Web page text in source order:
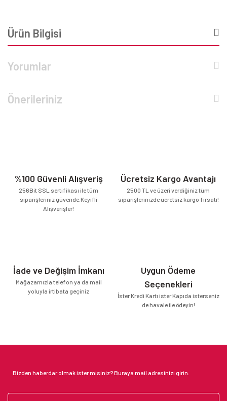
Ürün Bilgisi
Yorumlar
Önerileriniz
%100 Güvenli Alışveriş
256Bit SSL sertifikası ile tüm
siparişleriniz güvende.Keyifli
Alışverişler!
Ücretsiz Kargo Avantajı
2500 TL ve üzeri verdiğiniz tüm
siparişlerinizde ücretsiz kargo fırsatı!
İade ve Değişim İmkanı
Mağazamızla telefon ya da mail
yoluyla irtibata geçiniz
Uygun Ödeme
Seçenekleri
İster Kredi Kartı ister Kapıda isterseniz
de havale ile ödeyin!